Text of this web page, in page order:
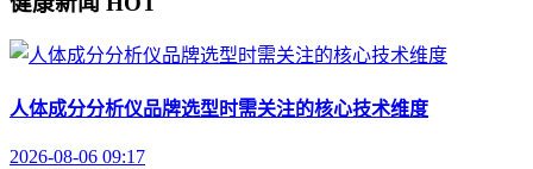
人体成分分析仪品牌选型时需关注的核心技术维度
2026-08-06 09:17